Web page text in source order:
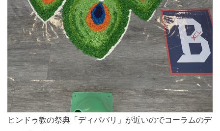
ヒンドゥ教の祭典「ディパバリ」が近いのでコーラムのデ